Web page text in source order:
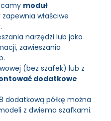
moduł
zapewnia właściwe
narzędzi lub jako
zawieszania
(bez szafek) lub z
dodatkowe
dodatkową półkę można
z dwiema szafkami.